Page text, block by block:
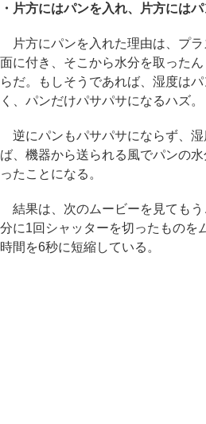
・片方にはパンを入れ、片方には
片方にパンを入れた理由は、プ
面に付き、そこから水分を取った
らだ。もしそうであれば、湿度は
く、パンだけパサパサになるハズ。
逆にパンもパサパサにならず、
ば、機器から送られる風でパンの
ったことになる。
結果は、次のムービーを見ても
分に1回シャッターを切ったものを
時間を6秒に短縮している。